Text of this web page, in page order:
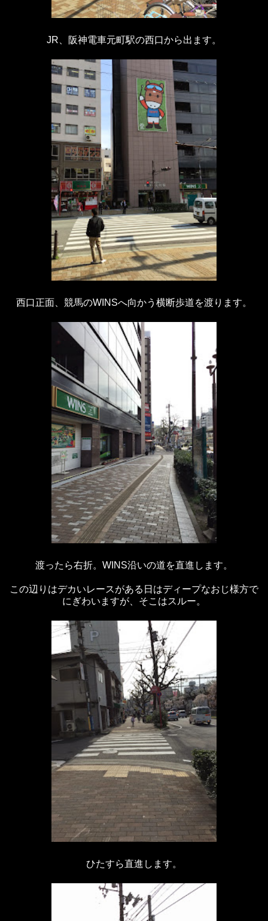
JR、阪神電車元町駅の西口から出ます。
西口正面、競馬のWINSへ向かう横断歩道を渡ります。
渡ったら右折。WINS沿いの道を直進します。
この辺りはデカいレースがある日はディープなおじ様方で
にぎわいますが、そこはスルー。
ひたすら直進します。